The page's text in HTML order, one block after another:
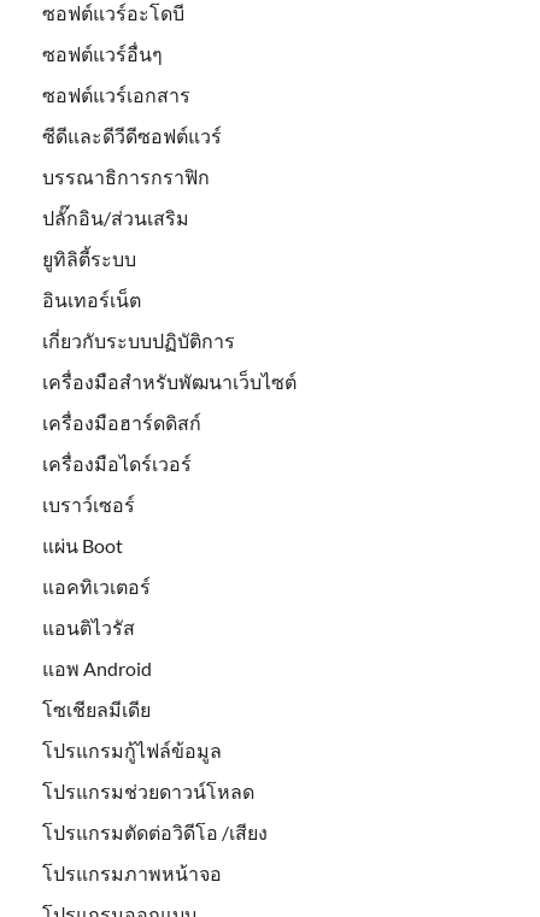
ซอฟต์แวร์อะโดบี
ซอฟต์แวร์อื่นๆ
ซอฟต์แวร์เอกสาร
ซีดีและดีวีดีซอฟต์แวร์
บรรณาธิการกราฟิก
ปลั๊กอิน/ส่วนเสริม
ยูทิลิตี้ระบบ
อินเทอร์เน็ต
เกี่ยวกับระบบปฏิบัติการ
เครื่องมือสำหรับพัฒนาเว็บไซต์
เครื่องมือฮาร์ดดิสก์
เครื่องมือไดร์เวอร์
เบราว์เซอร์
แผ่น Boot
แอคทิเวเตอร์
แอนติไวรัส
แอพ Android
โซเชียลมีเดีย
โปรแกรมกู้ไฟล์ข้อมูล
โปรแกรมช่วยดาวน์โหลด
โปรแกรมตัดต่อวิดีโอ /เสียง
โปรแกรมภาพหน้าจอ